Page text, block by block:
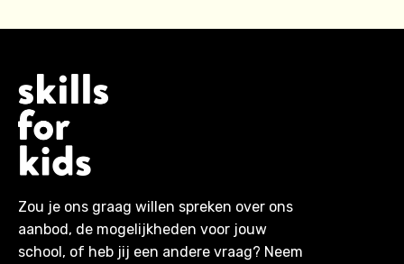
Zou je ons graag willen spreken over ons
aanbod, de mogelijkheden voor jouw
school, of heb jij een andere vraag? Neem